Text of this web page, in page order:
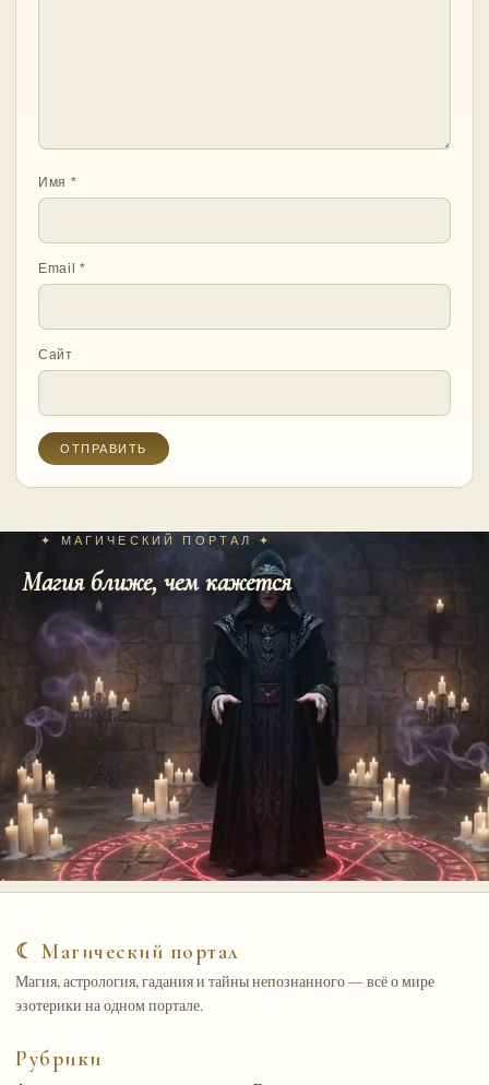
Имя *
Email*
Сайт
✦ МАГИЧЕСКИЙ ПОРТАЛ ✦
Магия ближе, чем кажется
☾ Магический портал
Магия, астрология, гадания и тайны непознанного — всё о мире
эзотерики на одном портале.
Рубрики